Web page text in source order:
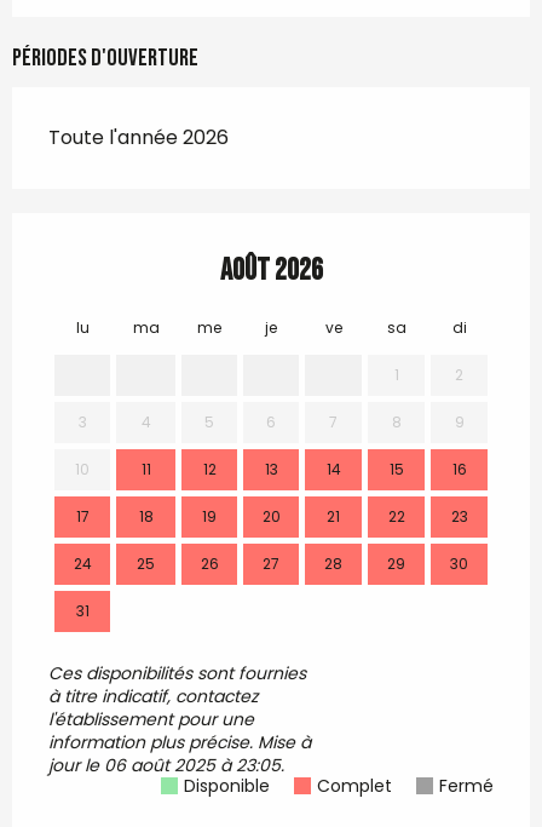
Périodes d'ouverture
Toute l'année 2026
Août 2026
lu ma me je ve sa di
1 2
3 4 5 6 7 8 9
10 11 12 13 14 15 16
17 18 19 20 21 22 23
24 25 26 27 28 29 30
31
Ces disponibilités sont fournies
à titre indicatif, contactez
l'établissement pour une
information plus précise. Mise à
jour le06 août 2025 à 23:05.
Disponible
Complet Fermé